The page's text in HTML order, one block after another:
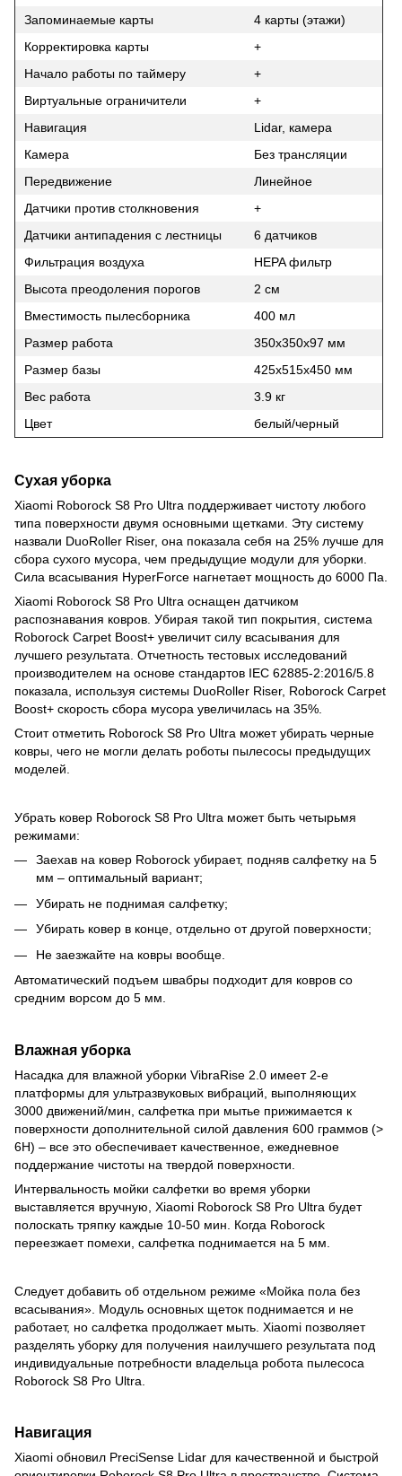
Запоминаемые карты
4 карты (этажи)
Корректировка карты
+
Начало работы по таймеру
+
Виртуальные ограничители
+
Навигация
Lidar, камера
Камера
Без трансляции
Передвижение
Линейное
Датчики против столкновения
+
Датчики антипадения с лестницы
6 датчиков
Фильтрация воздуха
HEPA фильтр
Высота преодоления порогов
2 см
Вместимость пылесборника
400 мл
Размер работа
350х350х97 мм
Размер базы
425х515х450 ​​мм
Вес работа
3.9 кг
Цвет
белый/черный
Сухая уборка
Xiaomi Roborock S8 Pro Ultra поддерживает чистоту любого
типа поверхности двумя основными щетками. Эту систему
назвали DuoRoller Riser, она показала себя на 25% лучше для
сбора сухого мусора, чем предыдущие модули для уборки.
Сила всасывания HyperForce нагнетает мощность до 6000 Па.
Xiaomi Roborock S8 Pro Ultra оснащен датчиком
распознавания ковров. Убирая такой тип покрытия, система
Roborock Carpet Boost+ увеличит силу всасывания для
лучшего результата. Отчетность тестовых исследований
производителем на основе стандартов IEC 62885-2:2016/5.8
показала, используя системы DuoRoller Riser, Roborock Carpet
Boost+ скорость сбора мусора увеличилась на 35%.
Стоит отметить Roborock S8 Pro Ultra может убирать черные
ковры, чего не могли делать роботы пылесосы предыдущих
моделей.
Убрать ковер Roborock S8 Pro Ultra может быть четырьмя
режимами:
Заехав на ковер Roborock убирает, подняв салфетку на 5
мм – оптимальный вариант;
Убирать не поднимая салфетку;
Убирать ковер в конце, отдельно от другой поверхности;
Не заезжайте на ковры вообще.
Автоматический подъем швабры подходит для ковров со
средним ворсом до 5 мм.
Влажная уборка
Насадка для влажной уборки VibraRise 2.0 имеет 2-е
платформы для ультразвуковых вибраций, выполняющих
3000 движений/мин, салфетка при мытье прижимается к
поверхности дополнительной силой давления 600 граммов (>
6H) – все это обеспечивает качественное, ежедневное
поддержание чистоты на твердой поверхности.
Интервальность мойки салфетки во время уборки
выставляется вручную, Xiaomi Roborock S8 Pro Ultra будет
полоскать тряпку каждые 10-50 мин. Когда Roborock
переезжает помехи, салфетка поднимается на 5 мм.
Следует добавить об отдельном режиме «Мойка пола без
всасывания». Модуль основных щеток поднимается и не
работает, но салфетка продолжает мыть. Xiaomi позволяет
разделять уборку для получения наилучшего результата под
индивидуальные потребности владельца робота пылесоса
Roborock S8 Pro Ultra.
Навигация
Xiaomi обновил PreciSense Lidar для качественной и быстрой